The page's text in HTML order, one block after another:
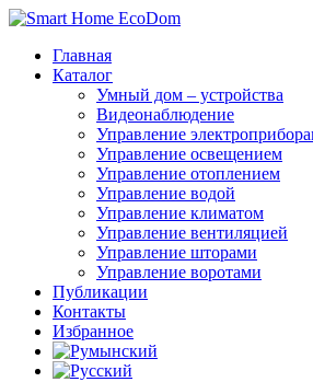
Главная
Каталог
Умный дом – устройства
Видеонаблюдение
Управление
Управление освещением
Управление отоплением
Управление водой
Управление климатом
Управление вентиляцией
Управление шторами
Управление воротами
Публикации
Контакты
Избранное